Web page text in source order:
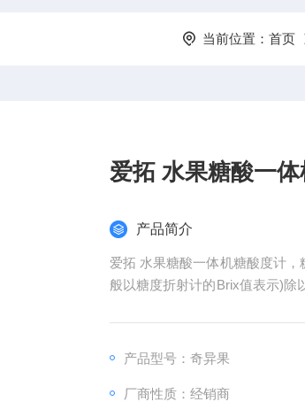
当前位置： 首页
爱拓 水果糖酸一
产品简介
爱拓 水果糖酸一体机糖酸度计，
般以糖度折射计的Brix值表示)除
产品型号：奇异果
厂商性质：经销商